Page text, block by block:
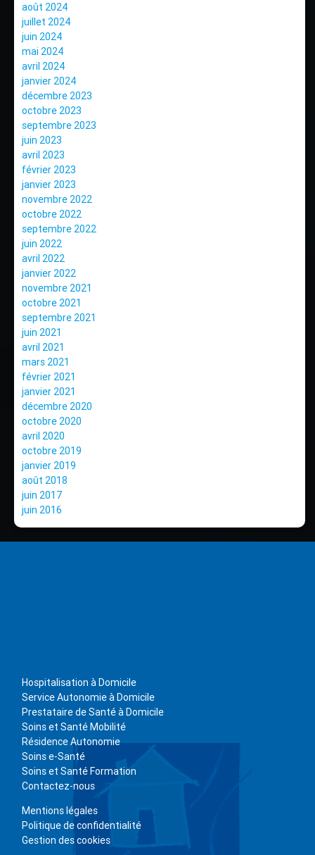
août 2024
juillet 2024
juin 2024
mai 2024
avril 2024
janvier 2024
décembre 2023
octobre 2023
septembre 2023
juin 2023
avril 2023
février 2023
janvier 2023
novembre 2022
octobre 2022
septembre 2022
juin 2022
avril 2022
janvier 2022
novembre 2021
octobre 2021
septembre 2021
juin 2021
avril 2021
mars 2021
février 2021
janvier 2021
décembre 2020
octobre 2020
avril 2020
octobre 2019
janvier 2019
août 2018
juin 2017
juin 2016
Hospitalisation à Domicile
Service Autonomie à Domicile
Prestataire de Santé à Domicile
Soins et Santé Mobilité
Résidence Autonomie
Soins e-Santé
Soins et Santé Formation
Contactez-nous
Mentions légales
Politique de confidentialité
Gestion des cookies